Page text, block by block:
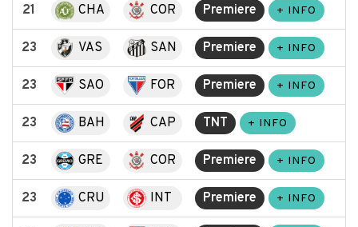
21 CHA COR Premiere + INFO
23 VAS SAN Premiere + INFO
23 SAO FOR Premiere + INFO
23 BAH CAP TNT + INFO
23 GRE COR Premiere + INFO
23 CRU INT Premiere + INFO